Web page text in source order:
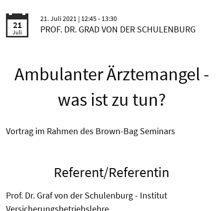
21
Juli
21. Juli 2021 | 12:45 - 13:30
PROF. DR. GRAD VON DER SCHULENBURG
Ambulanter Ärztemangel -
was ist zu tun?
Vortrag im Rahmen des Brown-Bag Seminars
Referent/Referentin
Prof. Dr. Graf von der Schulenburg - Institut